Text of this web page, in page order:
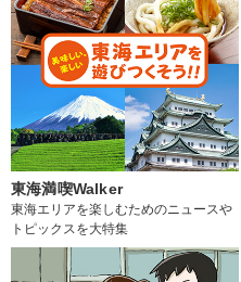
東海満喫Walker
東海エリアを楽しむためのニュースや
トピックスを大特集